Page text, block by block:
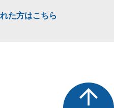
た方はこちら